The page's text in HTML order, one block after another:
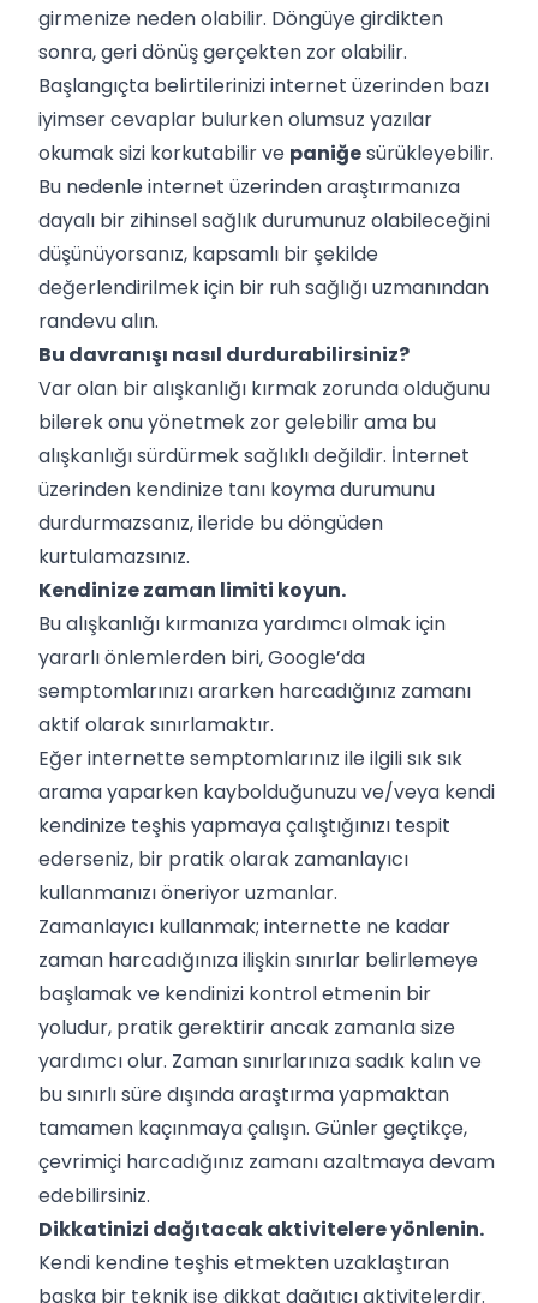
girmenize neden olabilir. Döngüye girdikten
sonra, geri dönüş gerçekten zor olabilir.
Başlangıçta belirtilerinizi internet üzerinden bazı
iyimser cevaplar bulurken olumsuz yazılar
okumak sizi korkutabilir ve paniğesürükleyebilir.
Bu nedenle internet üzerinden araştırmanıza
dayalı bir zihinsel sağlık durumunuz olabileceğini
düşünüyorsanız, kapsamlı bir şekilde
değerlendirilmek için bir ruh sağlığı uzmanından
randevu alın.
Bu davranışı nasıl durdurabilirsiniz?
Var olan bir alışkanlığı kırmak zorunda olduğunu
bilerek onu yönetmek zor gelebilir ama bu
alışkanlığı sürdürmek sağlıklı değildir. İnternet
üzerinden kendinize tanı koyma durumunu
durdurmazsanız, ileride bu döngüden
kurtulamazsınız.
Kendinize zaman limiti koyun.
Bu alışkanlığı kırmanıza yardımcı olmak için
yararlı önlemlerden biri, Google’da
semptomlarınızı ararken harcadığınız zamanı
aktif olarak sınırlamaktır.
Eğer internette semptomlarınız ile ilgili sık sık
arama yaparken kaybolduğunuzu ve/veya kendi
kendinize teşhis yapmaya çalıştığınızı tespit
ederseniz, bir pratik olarak zamanlayıcı
kullanmanızı öneriyor uzmanlar.
Zamanlayıcı kullanmak; internette ne kadar
zaman harcadığınıza ilişkin sınırlar belirlemeye
başlamak ve kendinizi kontrol etmenin bir
yoludur, pratik gerektirir ancak zamanla size
yardımcı olur. Zaman sınırlarınıza sadık kalın ve
bu sınırlı süre dışında araştırma yapmaktan
tamamen kaçınmaya çalışın. Günler geçtikçe,
çevrimiçi harcadığınız zamanı azaltmaya devam
edebilirsiniz.
Dikkatinizi dağıtacak aktivitelere yönlenin.
Kendi kendine teşhis etmekten uzaklaştıran
başka bir teknik ise dikkat dağıtıcı aktivitelerdir.